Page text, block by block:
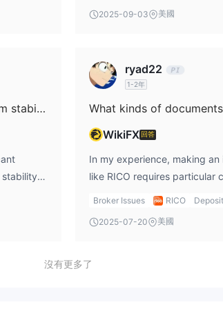
，並通過 WhatsApp和電話與公司保持聯繫。
market
5
of
demands extra caution. In
like the US100 on RICO are
embedded trading costs
several platforms, but some,
respectively—while others
charges. On top of that,
those fees. For me, these
such as the US100. That
reliably. Between recurring
2025-09-03 美國
Have you experienced any drawbacks with RICO's platform stability or their customer support services?
stability
a red
ryad22
1-2年
WikiFX 回答
In my experience, making
like RICO requires particular
regulatory oversight, there
especially those based in
policies and banking partners’ anti-fraud
Broker Issues RICO Deposit
2025-07-20 美國
沒有更多了